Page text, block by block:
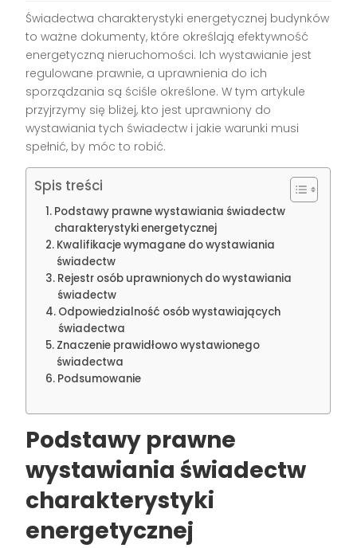
Świadectwa charakterystyki energetycznej budynków
to ważne dokumenty, które określają efektywność
energetyczną nieruchomości. Ich wystawianie jest
regulowane prawnie, a uprawnienia do ich
sporządzania są ściśle określone. W tym artykule
przyjrzymy się bliżej, kto jest uprawniony do
wystawiania tych świadectw i jakie warunki musi
spełnić, by móc to robić.
Spis treści
Podstawy prawne wystawiania świadectw
charakterystyki energetycznej
Kwalifikacje wymagane do wystawiania
świadectw
Rejestr osób uprawnionych do wystawiania
świadectw
Odpowiedzialność osób wystawiających
świadectwa
Znaczenie prawidłowo wystawionego
świadectwa
Podsumowanie
Podstawy prawne
wystawiania świadectw
charakterystyki
energetycznej